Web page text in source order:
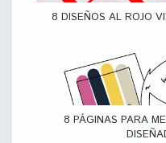
8 DISEÑOS AL ROJO
8 PÁGINAS PARA